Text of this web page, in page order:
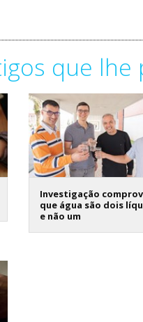
que lhe
Investigação
que água são dois
e não um